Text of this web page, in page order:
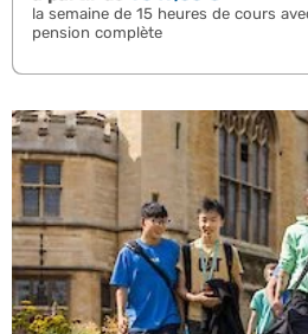
la semaine de 15 heures de cours
pension complète